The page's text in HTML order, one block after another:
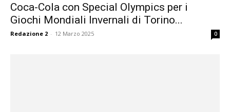
Coca-Cola con Special Olympics per i
Giochi Mondiali Invernali di Torino...
Redazione 2 - 12 Marzo 2025 0